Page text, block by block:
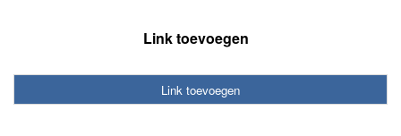
Link toevoegen
Link toevoegen